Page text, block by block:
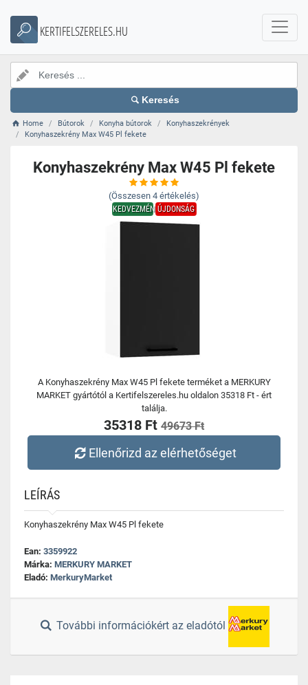
KERTIFELSZERELES.HU
Keresés
Home Bútorok Konyha bútorok
Konyhaszekrények
Konyhaszekrény Max W45 Pl fekete
Konyhaszekrény Max W45 Pl fekete
(Összesen 4 értékelés)
KEDVEZMÉNYÚJDONSÁG
A Konyhaszekrény Max W45 Pl fekete terméket a MERKURY
MARKET gyártótól a Kertifelszereles.hu oldalon 35318 Ft - ért
találja.
35318 Ft 49673 Ft
Ellenőrizd az elérhetőséget
LEÍRÁS
Konyhaszekrény Max W45 Pl fekete
Ean: 3359922
Márka: MERKURY MARKET
Eladó: MerkuryMarket
További információkért az eladótól